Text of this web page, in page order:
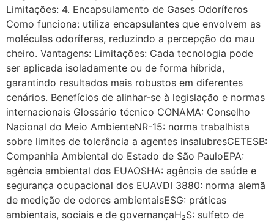
Limitações: 4. Encapsulamento de Gases Odoríferos
Como funciona: utiliza encapsulantes que envolvem as
moléculas odoríferas, reduzindo a percepção do mau
cheiro. Vantagens: Limitações: Cada tecnologia pode
ser aplicada isoladamente ou de forma híbrida,
garantindo resultados mais robustos em diferentes
cenários. Benefícios de alinhar-se à legislação e normas
internacionais Glossário técnico CONAMA: Conselho
Nacional do Meio AmbienteNR-15: norma trabalhista
sobre limites de tolerância a agentes insalubresCETESB:
Companhia Ambiental do Estado de São PauloEPA:
agência ambiental dos EUAOSHA: agência de saúde e
segurança ocupacional dos EUAVDI 3880: norma alemã
de medição de odores ambientaisESG: práticas
ambientais, sociais e de governançaH₂S: sulfeto de